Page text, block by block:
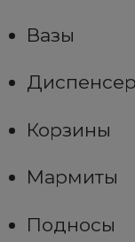
Вазы
Корзины
Мармиты
Подносы